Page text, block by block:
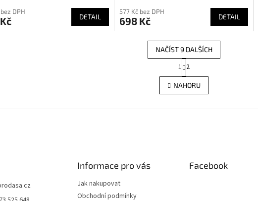
DPH
DETAIL
577 Kč bez DPH
698 Kč DETAIL
O
v
l
d
NAČÍST 9 DALŠÍCH
S
t
r
á
n
1 2
NAHORU
Informace pro vás
Jak nakupovat
Obchodní podmínky
Facebook